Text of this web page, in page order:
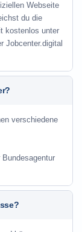
Webseite
du die
kostenlos unter
Jobcenter.digital
verschiedene